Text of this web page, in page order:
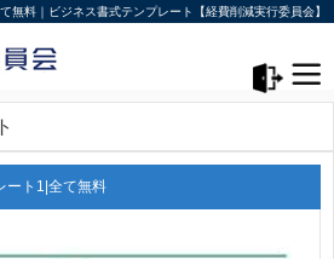
無料｜ビジネス書式テンプレート【経費削減実行委員会】
ート1|全て無料